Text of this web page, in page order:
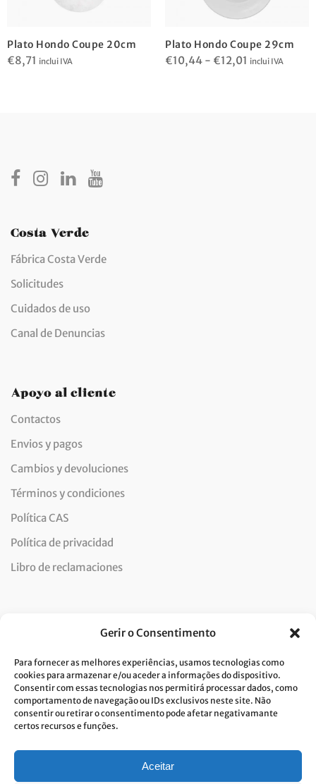
Gerir o Consentimento
Para fornecer as melhores experiências, usamos tecnologias como
cookies para armazenar e/ou aceder a informações do dispositivo.
Consentir com essas tecnologias nos permitirá processar dados, como
comportamento de navegação ou IDs exclusivos neste site. Não
consentir ou retirar o consentimento pode afetar negativamante
certos recursos e funções.
Aceitar
Plato Hondo Coupe 20cm
€8,71 inclui IVA
Plato Hondo Coupe 29cm
€10,44 - €12,01 Rango
inclui IVA
Costa Verde
Fábrica Costa Verde
Solicitudes
Cuidados de uso
Canal de Denuncias
Apoyo al cliente
Contactos
Envios y pagos
Cambios y devoluciones
Términos y condiciones
Política CAS
Política de privacidad
Libro de reclamaciones
Doy mi consentimiento para el tratamiento de datos y
acepto la política de privacidad.*
Costa Verde se compromete a aplicar el RGPD. Para procesar sus datos
nuestra política de privacidad.